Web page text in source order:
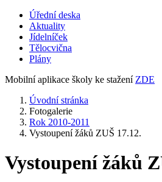
Úřední deska
Aktuality
Jídelníček
Tělocvična
Plány
Mobilní aplikace školy ke stažení ZDE
Úvodní stránka
Fotogalerie
Rok 2010-2011
Vystoupení žáků ZUŠ 17.12.
Vystoupení žáků